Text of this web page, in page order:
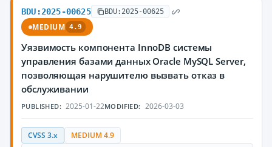
BDU:2025-00625 BDU:2025-00625
MEDIUM 4.9
Уязвимость компонента InnoDB системы
управления базами данных Oracle MySQL Server,
позволяющая нарушителю вызвать отказ в
обслуживании
PUBLISHED: 2025-01-22MODIFIED: 2026-03-03
CVSS 3.x MEDIUM 4.9